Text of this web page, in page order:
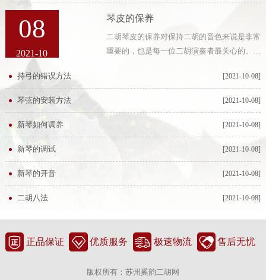
08
2021-10
琴皮的保养
二胡琴皮的保养对保持二胡的音色来说是非常
重要的，也是每一位二胡演奏者最关心的。二
用寿命。我们见到的琴皮已损坏的二胡大多是
持弓的错误方法 [2021-10-08]
琴弦的安装方法 [2021-10-08]
新琴如何调养 [2021-10-08]
新琴的调试 [2021-10-08]
新琴的开音 [2021-10-08]
二胡八法 [2021-10-08]
正品保证 优质服务 极速物流 售后无忧
版权所有：苏州奚韵二胡网